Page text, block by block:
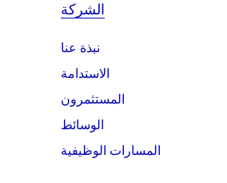
الشركة
نبذة عنا
الاستدامة
المستثمرون
الوسائط
المسارات الوظيفية